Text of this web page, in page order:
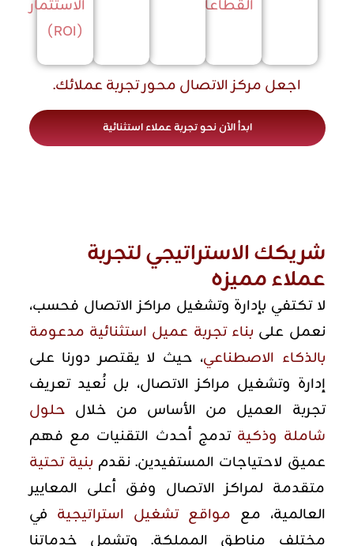
القطاعات
الاستثمار
(ROI)
اجعل مركز الاتصال محور تجربة عملائك.
ابدأ الآن نحو تجربة عملاء استثنائية
شريكك الاستراتيجي لتجربة
عملاء مميزه
لا تكتفي بإدارة وتشغيل مراكز الاتصال فحسب،
نعمل على بناء تجربة عميل استثنائية مدعومة
بالذكاء الاصطناعي، حيث لا يقتصر دورنا على
إدارة وتشغيل مراكز الاتصال، بل نُعيد تعريف
تجربة العميل من الأساس من خلال حلول
شاملة وذكية تدمج أحدث التقنيات مع فهم
عميق لاحتياجات المستفيدين. نقدم بنية تحتية
متقدمة لمراكز الاتصال وفق أعلى المعايير
العالمية، مع مواقع تشغيل استراتيجية في
مختلف مناطق المملكة. وتشمل خدماتنا